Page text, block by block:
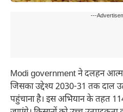
---
Modi government ने दलहन
जिसका उद्देश्य 2030-31 तक दाल
पहुंचाना है। इस अभियान के तहत